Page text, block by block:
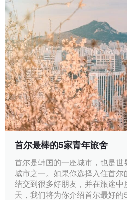
首尔最棒的5家青年旅舍
首尔是韩国的一座城市，也是世
城市之一。如果你选择入住首尔
结交到很多好朋友，并在旅途中
天，我们将为你介绍首尔最好的